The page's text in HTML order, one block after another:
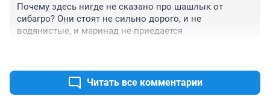
Почему здесь нигде не сказано про шашлык от
сибагро? Они стоят не сильно дорого, и не
водянистые, и маринад не приедается
Читать все комментарии